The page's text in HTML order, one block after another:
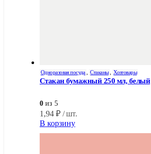
Одноразовая посуда Стаканы Хозтовары
Стакан бумажный 250 мл, белый
0 из 5
1,94 ₽ / шт.
В корзину